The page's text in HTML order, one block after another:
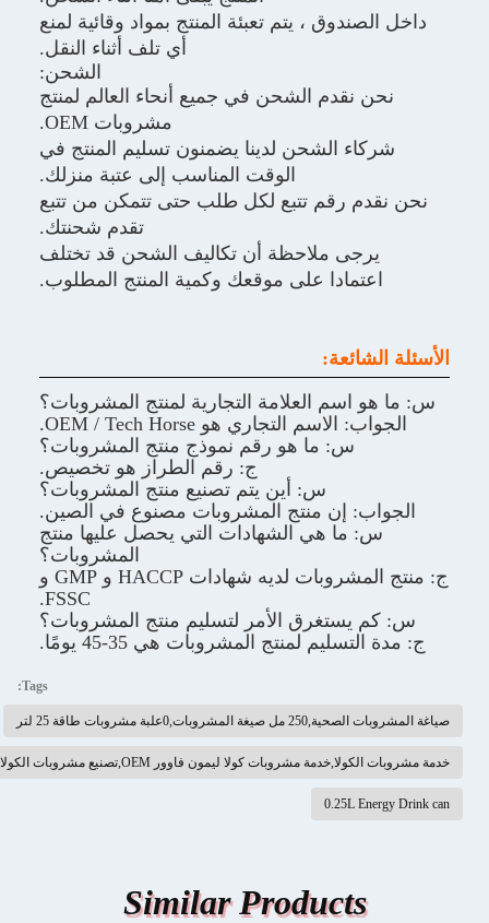
داخل الصندوق ، يتم تعبئة المنتج بمواد وقائية لمنع
أي تلف أثناء النقل.
الشحن:
نحن نقدم الشحن في جميع أنحاء العالم لمنتج
مشروبات OEM.
شركاء الشحن لدينا يضمنون تسليم المنتج في
الوقت المناسب إلى عتبة منزلك.
نحن نقدم رقم تتبع لكل طلب حتى تتمكن من تتبع
تقدم شحنتك.
يرجى ملاحظة أن تكاليف الشحن قد تختلف
اعتمادا على موقعك وكمية المنتج المطلوب.
الأسئلة الشائعة:
س: ما هو اسم العلامة التجارية لمنتج المشروبات؟
الجواب: الاسم التجاري هو OEM / Tech Horse.
س: ما هو رقم نموذج منتج المشروبات؟
ج: رقم الطراز هو تخصيص.
س: أين يتم تصنيع منتج المشروبات؟
الجواب: إن منتج المشروبات مصنوع في الصين.
س: ما هي الشهادات التي يحصل عليها منتج
المشروبات؟
ج: منتج المشروبات لديه شهادات HACCP و GMP و
FSSC.
س: كم يستغرق الأمر لتسليم منتج المشروبات؟
ج: مدة التسليم لمنتج المشروبات هي 35-45 يومًا.
Tags:
صياغة المشروبات الصحية,250 مل صيغة المشروبات,0علبة مشروبات طاقة 25 لتر
خدمة مشروبات الكولا,خدمة مشروبات كولا ليمون فاوور OEM,تصنيع مشروبات الكولا
0.25L Energy Drink can
Similar Products